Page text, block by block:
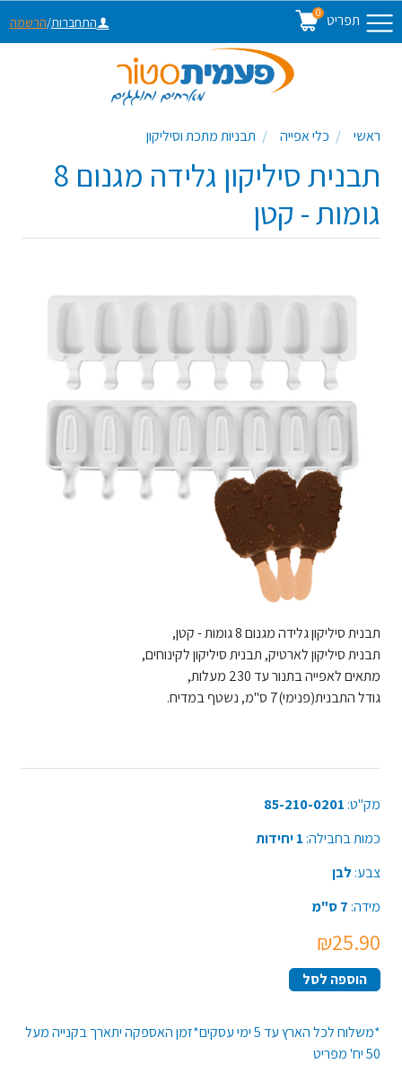
תפריט 0
התחברות/הרשמה
ראשי כלי אפייה תבניות מתכת וסיליקון
תבנית סיליקון גלידה מגנום 8
גומות - קטן
תבנית סיליקון גלידה מגנום 8 גומות - קטן,
תבנית סיליקון לארטיק, תבנית סיליקון לקינוחים,
מתאים לאפייה בתנור עד 230 מעלות,
גודל התבנית(פנימי)7 ס"מ, נשטף במדיח.
מק"ט: 85-210-0201
כמות בחבילה: 1 יחידות
צבע: לבן
מידה: 7 ס"מ
₪25.90
הוספה לסל
*משלוח לכל הארץ עד 5 ימי עסקים*זמן האספקה יתארך בקנייה מעל
50 יח' מפריט